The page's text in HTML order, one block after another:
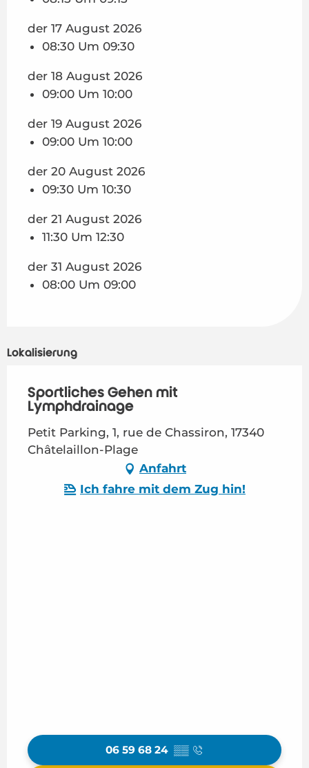
der 17 August 2026
08:30 Um 09:30
der 18 August 2026
09:00 Um 10:00
der 19 August 2026
09:00 Um 10:00
der 20 August 2026
09:30 Um 10:30
der 21 August 2026
11:30 Um 12:30
der 31 August 2026
08:00 Um 09:00
Lokalisierung
Sportliches Gehen mit
Lymphdrainage
Petit Parking, 1, rue de Chassiron, 17340
Châtelaillon-Plage
Anfahrt
Ich fahre mit dem Zug hin!
06 59 68 24 ▒▒